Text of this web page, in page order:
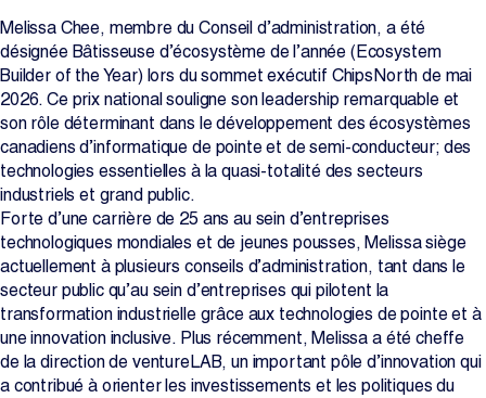
Projets
La salle de rédaction
Contactez-nous
Change Language EN FR
Melissa Chee, membre du Conseil d’administration, a été
désignée Bâtisseuse d’écosystème de l’année (Ecosystem
Builder of the Year) lors du sommet exécutif ChipsNorth de mai
2026. Ce prix national souligne son leadership remarquable et
son rôle déterminant dans le développement des écosystèmes
canadiens d’informatique de pointe et de semi-conducteur; des
technologies essentielles à la quasi-totalité des secteurs
industriels et grand public.
Forte d’une carrière de 25 ans au sein d’entreprises
technologiques mondiales et de jeunes pousses, Melissa siège
actuellement à plusieurs conseils d’administration, tant dans le
secteur public qu’au sein d’entreprises qui pilotent la
transformation industrielle grâce aux technologies de pointe et à
une innovation inclusive. Plus récemment, Melissa a été cheffe
de la direction de ventureLAB, un important pôle d’innovation qui
a contribué à orienter les investissements et les politiques du